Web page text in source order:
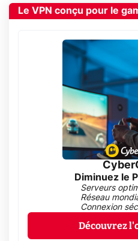
Le VPN conçu pour le
Diminuez le
Serveurs
Réseau
Connexion
Découvrez